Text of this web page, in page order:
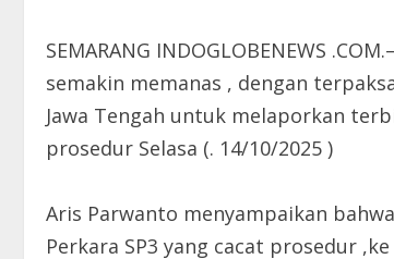
SEMARANG INDOGLOBENEWS
semakin memanas , dengan
Jawa Tengah untuk melaporkan
prosedur Selasa (. 14/10/2025 )
Aris Parwanto menyampaikan
Perkara SP3 yang cacat prosedur